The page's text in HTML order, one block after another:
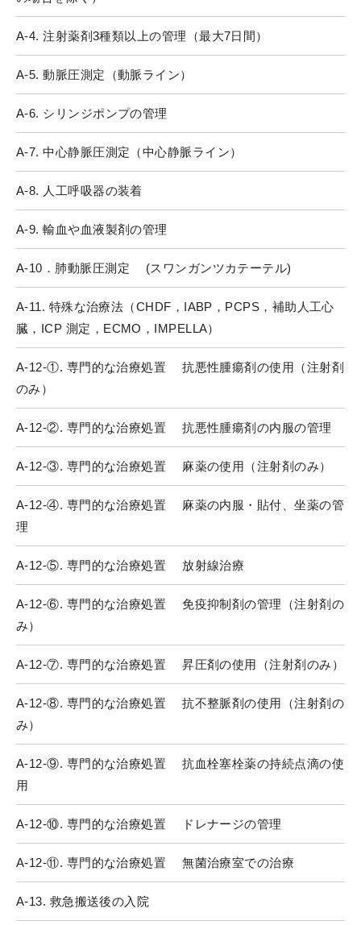
A-4. 注射薬剤3種類以上の管理（最大7日間）
A-5. 動脈圧測定（動脈ライン）
A-6. シリンジポンプの管理
A-7. 中心静脈圧測定（中心静脈ライン）
A-8. 人工呼吸器の装着
A-9. 輸血や血液製剤の管理
A-10．肺動脈圧測定 (スワンガンツカテーテル)
A-11. 特殊な治療法（CHDF，IABP，PCPS，補助人工心
臓，ICP 測定，ECMO，IMPELLA）
A-12-①. 専門的な治療処置 抗悪性腫瘍剤の使用（注射剤
のみ）
A-12-②. 専門的な治療処置 抗悪性腫瘍剤の内服の管理
A-12-③. 専門的な治療処置 麻薬の使用（注射剤のみ）
A-12-④. 専門的な治療処置 麻薬の内服・貼付、坐薬の管
理
A-12-⑤. 専門的な治療処置 放射線治療
A-12-⑥. 専門的な治療処置 免疫抑制剤の管理（注射剤の
み）
A-12-⑦. 専門的な治療処置 昇圧剤の使用（注射剤のみ）
A-12-⑧. 専門的な治療処置 抗不整脈剤の使用（注射剤の
み）
A-12-⑨. 専門的な治療処置 抗血栓塞栓薬の持続点滴の使
用
A-12-⑩. 専門的な治療処置 ドレナージの管理
A-12-⑪. 専門的な治療処置 無菌治療室での治療
A-13. 救急搬送後の入院